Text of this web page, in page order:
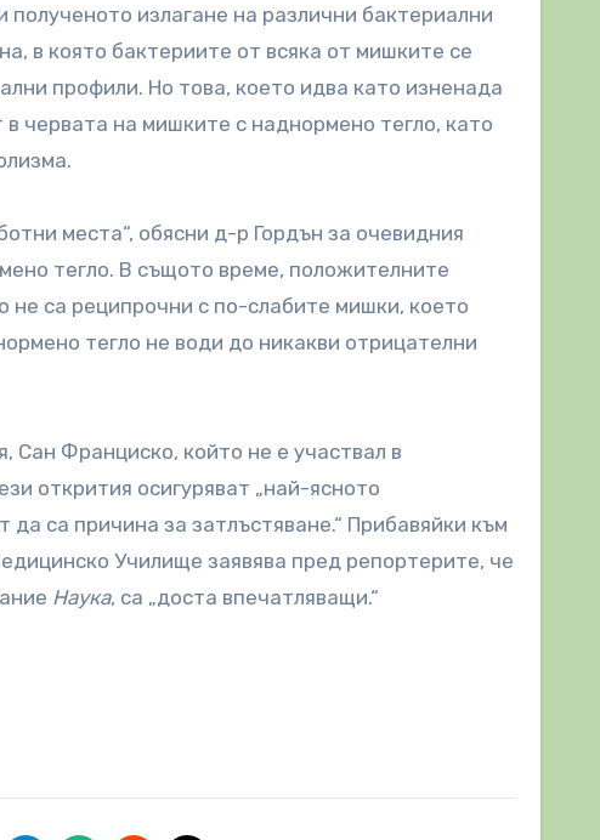
излагане на различни бактериални
в която бактериите от всяка от мишките се
профили. Но това, което идва като изненада
червата на мишките с наднормено тегло, като
места“, обясни д-р Гордън за очевидния
тегло. В същото време, положителните
са реципрочни с по-слабите мишки, което
тегло не води до никакви отрицателни
Франциско, който не е участвал в
открития осигуряват „най-ясното
са причина за затлъстяване.“ Прибавяйки към
Училище заявява пред репортерите, че
Наука, са „доста впечатляващи.“